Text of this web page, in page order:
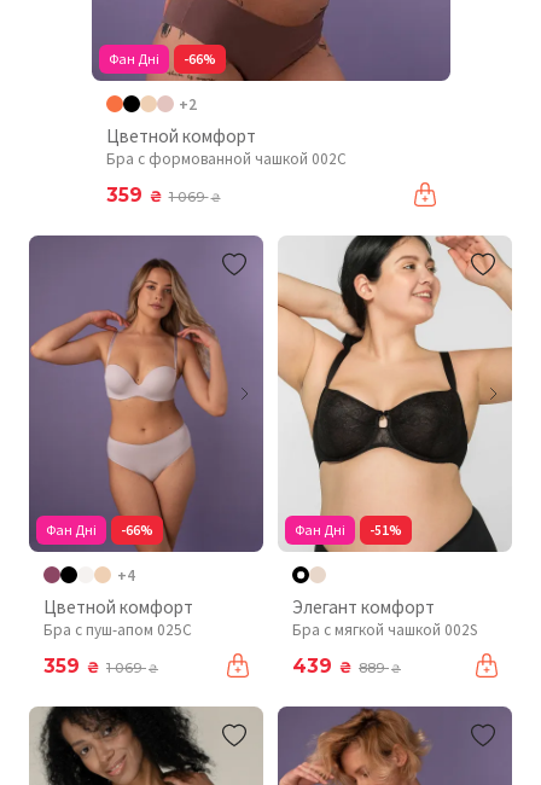
Фан Дні -66%
+2
Цветной комфорт
Бра с формованной чашкой 002C
359 ₴ 1 069₴
Фан Дні -66%
+4
Цветной комфорт
Бра с пуш-апом 025C
359 ₴ 1 069₴
Фан Дні -51%
Элегант комфорт
Бра с мягкой чашкой 002S
439 ₴ 889₴